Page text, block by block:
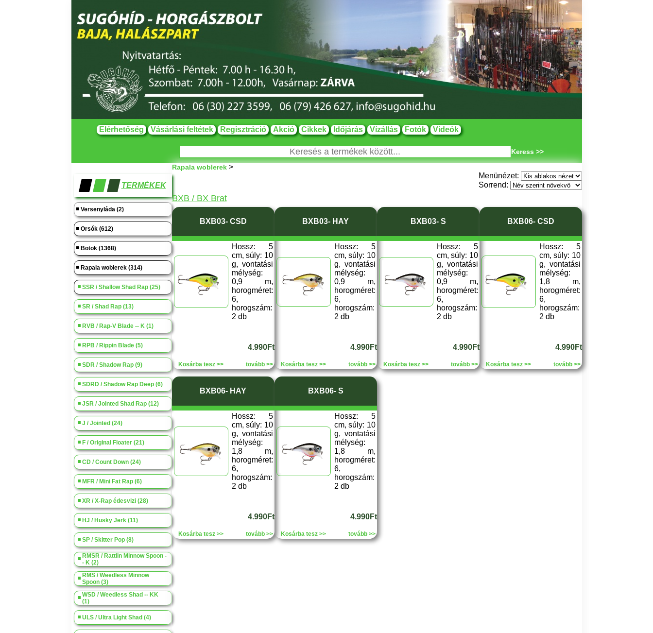
Elérhetőség Vásárlási feltétek Regisztráció Akció Cikkek Időjárás Vízállás Fotók Videók
Keress >>
TERMÉKEK
Versenyláda (2)
Orsók (612)
Botok (1368)
Rapala woblerek (314)
SSR / Shallow Shad Rap (25)
SR / Shad Rap (13)
RVB / Rap-V Blade -- K (1)
RPB / Rippin Blade (5)
SDR / Shadow Rap (9)
SDRD / Shadow Rap Deep (6)
JSR / Jointed Shad Rap (12)
J / Jointed (24)
F / Original Floater (21)
CD / Count Down (24)
MFR / Mini Fat Rap (6)
XR / X-Rap édesvizi (28)
HJ / Husky Jerk (11)
SP / Skitter Pop (8)
RMSR / Rattlin Minnow Spoon -
- K (2)
RMS / Weedless Minnow
Spoon (3)
WSD / Weedless Shad -- KK
(1)
ULS / Ultra Light Shad (4)
Rapala woblerek>
Menünézet:
Sorrend:
BXB / BX Brat
BXB03- CSD
Hossz: 5
cm, súly: 10
g, vontatási
mélység:
0,9 m,
horogméret:
6,
horogszám:
2 db
4.990Ft
Kosárba tesz >> tovább >>
BXB03- HAY
Hossz: 5
cm, súly: 10
g, vontatási
mélység:
0,9 m,
horogméret:
6,
horogszám:
2 db
4.990Ft
Kosárba tesz >> tovább >>
BXB03- S
Hossz: 5
cm, súly: 10
g, vontatási
mélység:
0,9 m,
horogméret:
6,
horogszám:
2 db
4.990Ft
Kosárba tesz >> tovább >>
BXB06- CSD
Hossz: 5
cm, súly: 10
g, vontatási
mélység:
1,8 m,
horogméret:
6,
horogszám:
2 db
4.990Ft
Kosárba tesz >> tovább >>
BXB06- HAY
Hossz: 5
cm, súly: 10
g, vontatási
mélység:
1,8 m,
horogméret:
6,
horogszám:
2 db
4.990Ft
Kosárba tesz >> tovább >>
BXB06- S
Hossz: 5
cm, súly: 10
g, vontatási
mélység:
1,8 m,
horogméret:
6,
horogszám:
2 db
4.990Ft
Kosárba tesz >> tovább >>